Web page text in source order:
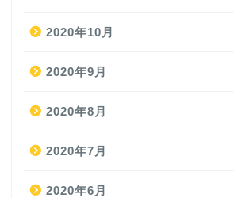
2020年10月
2020年9月
2020年8月
2020年7月
2020年6月